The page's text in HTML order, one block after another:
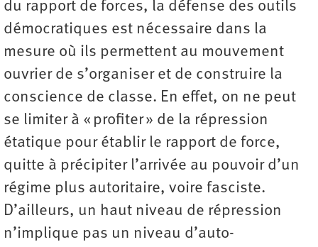
du rapport de forces, la défense des outils
démocratiques est nécessaire dans la
mesure où ils permettent au mouvement
ouvrier de s’organiser et de construire la
conscience de classe. En effet, on ne peut
se limiter à « profiter » de la répression
étatique pour établir le rapport de force,
quitte à précipiter l’arrivée au pouvoir d’un
régime plus autoritaire, voire fasciste.
D’ailleurs, un haut niveau de répression
n’implique pas un niveau d’auto-